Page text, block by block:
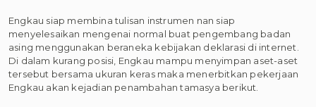
Engkau siap membina tulisan instrumen nan siap
menyelesaikan mengenai normal buat pengembang badan
asing menggunakan beraneka kebijakan deklarasi di internet.
Di dalam kurang posisi, Engkau mampu menyimpan aset-aset
tersebut bersama ukuran keras maka menerbitkan pekerjaan
Engkau akan kejadian penambahan tamasya berikut.